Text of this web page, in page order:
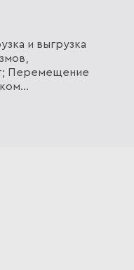
и выгрузка
Перемещение